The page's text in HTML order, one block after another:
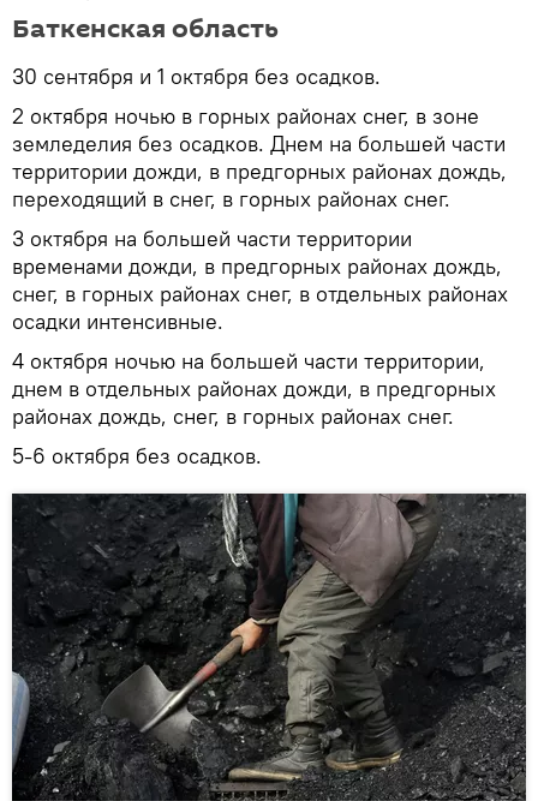
Баткенская область
30 сентября и 1 октября без осадков.
2 октября ночью в горных районах снег, в зоне
земледелия без осадков. Днем на большей части
территории дожди, в предгорных районах дождь,
переходящий в снег, в горных районах снег.
3 октября на большей части территории
временами дожди, в предгорных районах дождь,
снег, в горных районах снег, в отдельных районах
осадки интенсивные.
4 октября ночью на большей части территории,
днем в отдельных районах дожди, в предгорных
районах дождь, снег, в горных районах снег.
5-6 октября без осадков.